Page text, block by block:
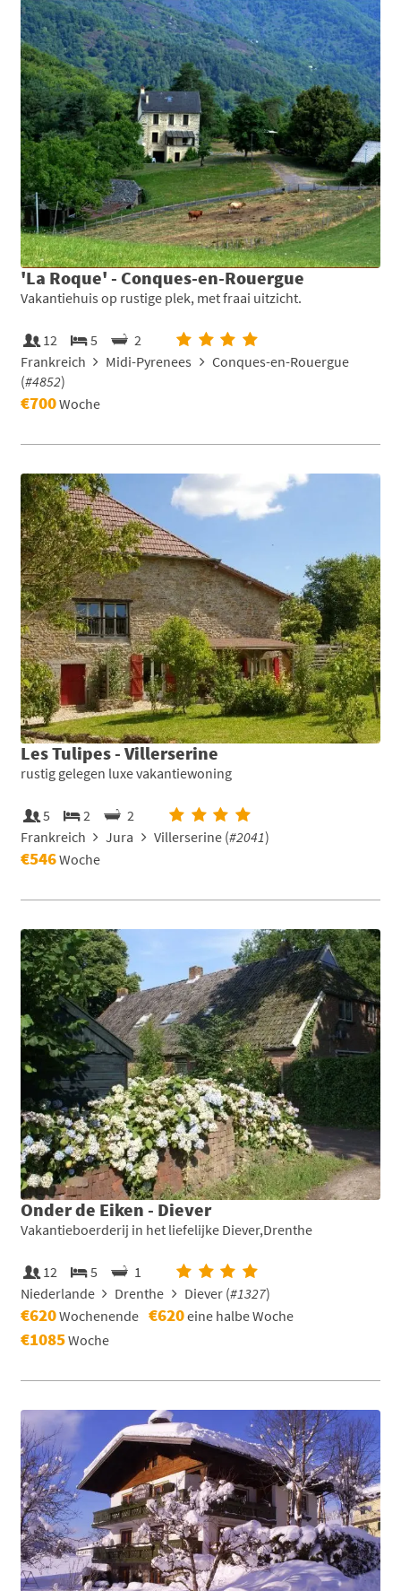
'La Roque' - Conques-en-Rouergue
Vakantiehuis op rustige plek, met fraai uitzicht.
12 5
2
Frankreich
Midi-Pyrenees
Conques-en-Rouergue
(#4852)
€700Woche
Les Tulipes - Villerserine
rustig gelegen luxe vakantiewoning
5 2
2
Frankreich
Jura Villerserine (#2041)
€546Woche
Onder de Eiken - Diever
Vakantieboerderij in het liefelijke Diever,Drenthe
12 5
1
Niederlande
Drenthe Diever (#1327)
€620Wochenende €620eine halbe Woche
€1085Woche